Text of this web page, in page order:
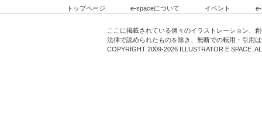
トップページ e-spaceについて イベント
ここに掲載されている個々のイラストレーション、
法律で認められたものを除き、無断での転用・引用
COPYRIGHT 2009-2026 ILLUSTRATOR E SPACE.